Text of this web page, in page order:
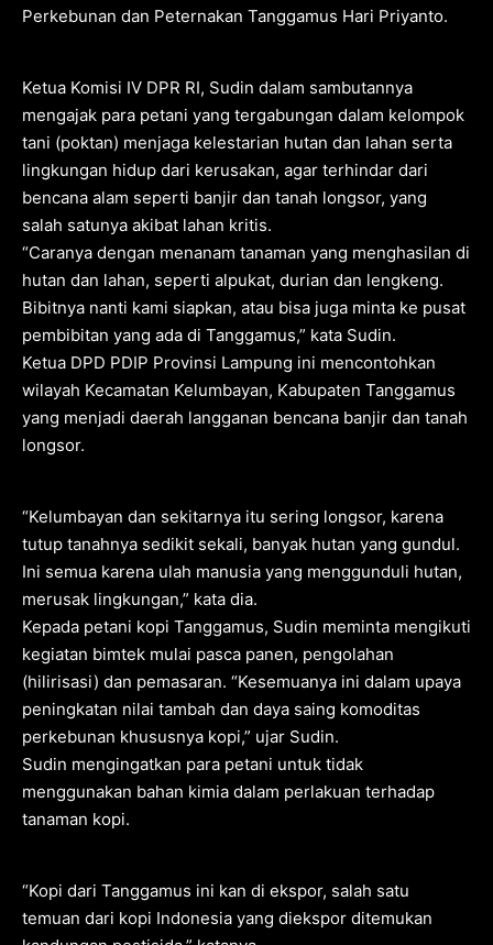
Perkebunan dan Peternakan Tanggamus Hari Priyanto.
Ketua Komisi IV DPR RI, Sudin dalam sambutannya
mengajak para petani yang tergabungan dalam kelompok
tani (poktan) menjaga kelestarian hutan dan lahan serta
lingkungan hidup dari kerusakan, agar terhindar dari
bencana alam seperti banjir dan tanah longsor, yang
salah satunya akibat lahan kritis.
“Caranya dengan menanam tanaman yang menghasilan di
hutan dan lahan, seperti alpukat, durian dan lengkeng.
Bibitnya nanti kami siapkan, atau bisa juga minta ke pusat
pembibitan yang ada di Tanggamus,” kata Sudin.
Ketua DPD PDIP Provinsi Lampung ini mencontohkan
wilayah Kecamatan Kelumbayan, Kabupaten Tanggamus
yang menjadi daerah langganan bencana banjir dan tanah
longsor.
“Kelumbayan dan sekitarnya itu sering longsor, karena
tutup tanahnya sedikit sekali, banyak hutan yang gundul.
Ini semua karena ulah manusia yang menggunduli hutan,
merusak lingkungan,” kata dia.
Kepada petani kopi Tanggamus, Sudin meminta mengikuti
kegiatan bimtek mulai pasca panen, pengolahan
(hilirisasi) dan pemasaran. “Kesemuanya ini dalam upaya
peningkatan nilai tambah dan daya saing komoditas
perkebunan khususnya kopi,” ujar Sudin.
Sudin mengingatkan para petani untuk tidak
menggunakan bahan kimia dalam perlakuan terhadap
tanaman kopi.
“Kopi dari Tanggamus ini kan di ekspor, salah satu
temuan dari kopi Indonesia yang diekspor ditemukan